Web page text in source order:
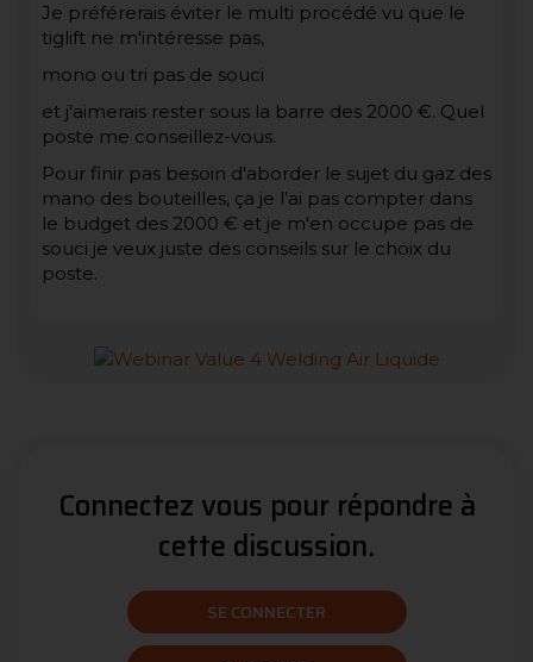
Je préférerais éviter le multi procédé vu que le
tiglift ne m'intéresse pas,
mono ou tri pas de souci
et j'aimerais rester sous la barre des 2000 €. Quel
poste me conseillez-vous.
Pour finir pas besoin d'aborder le sujet du gaz des
mano des bouteilles, ça je l’ai pas compter dans
le budget des 2000 € et je m'en occupe pas de
souci je veux juste des conseils sur le choix du
poste.
Connectez vous pour répondre à
cette discussion.
SE CONNECTER